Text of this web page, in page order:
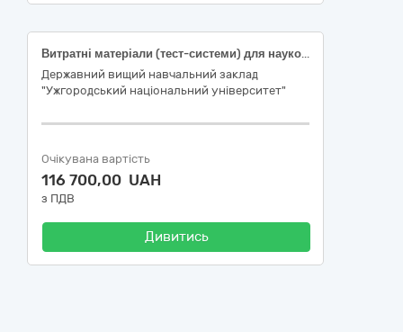
Витратні матеріали (тест-системи) для наукових досліджень: Тест-система E-EL-H6156 Human IL-6(Interleukin 6) ELISA Kit; Тест-система E-EL-H0109 Human TNF-α(Tumor Necrosis Factor Alpha) ELISA Kit; Тест-система ER1707 Rat GABA (Gamma-aminobutyric acid) ELISA Kit, в рамках виконання проєкту з виконання наукового дослідження «Стратегія спрямованого синтезу функціональних халькогенгалогенідних матеріалів для потреб медицини й енергетики» за реєстраційним номером № 2023.03/0176 (ДК 021:2015 33690000-3 Лікарські засоби різні (33696500-0 Лабораторні реактиви))
Державний вищий навчальний заклад
"Ужгородський національний університет"
Очікувана вартість
116 700,00 UAH
з ПДВ
Дивитись